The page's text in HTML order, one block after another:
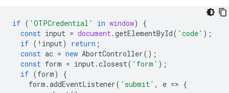
if ( 'OTPCredential' in window)
{
const input = document.getElementById( 'code' );
if ( ! input) return ;
const ac = new AbortController();
const form = input.closest( 'form' );
if (form)
{
form .addEventListener( 'submit' , e => {